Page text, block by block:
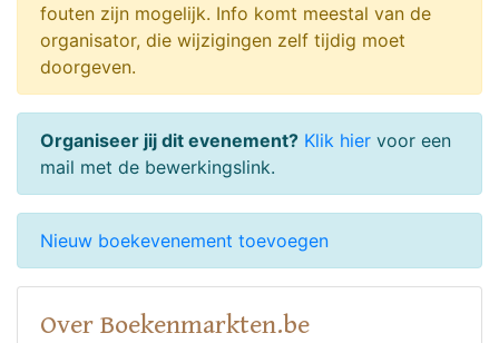
fouten zijn mogelijk. Info komt meestal van de
organisator, die wijzigingen zelf tijdig moet
doorgeven.
Organiseer jij dit evenement? Klik hier voor een
mail met de bewerkingslink.
Nieuw boekevenement toevoegen
Over Boekenmarkten.be